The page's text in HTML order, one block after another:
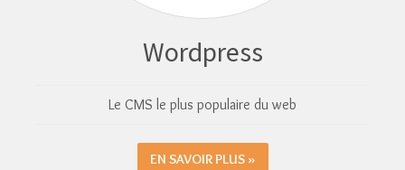
Wordpress
Le CMS le plus populaire du web
EN SAVOIR PLUS »